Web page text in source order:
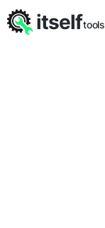
itselftools